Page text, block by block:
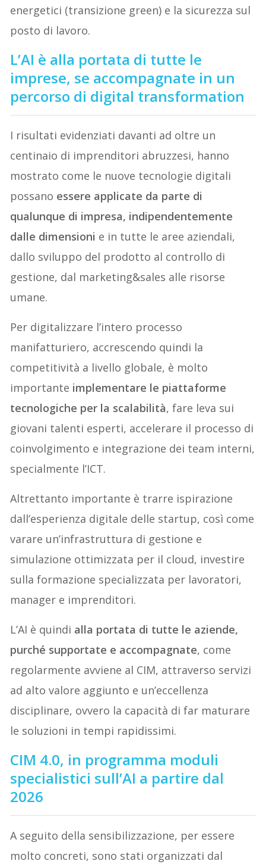
energetici (transizione green) e la sicurezza sul
posto di lavoro.
L’AI è alla portata di tutte le
imprese, se accompagnate in un
percorso di digital transformation
I risultati evidenziati davanti ad oltre un
centinaio di imprenditori abruzzesi, hanno
mostrato come le nuove tecnologie digitali
possano essere applicate da parte di
qualunque di impresa, indipendentemente
dalle dimensioni e in tutte le aree aziendali,
dallo sviluppo del prodotto al controllo di
gestione, dal marketing&sales alle risorse
umane.
Per digitalizzare l’intero processo
manifatturiero, accrescendo quindi la
competitività a livello globale, è molto
importante implementare le piattaforme
tecnologiche per la scalabilità, fare leva sui
giovani talenti esperti, accelerare il processo di
coinvolgimento e integrazione dei team interni,
specialmente l’ICT.
Altrettanto importante è trarre ispirazione
dall’esperienza digitale delle startup, così come
varare un’infrastruttura di gestione e
simulazione ottimizzata per il cloud, investire
sulla formazione specializzata per lavoratori,
manager e imprenditori.
L’AI è quindi alla portata di tutte le aziende,
purché supportate e accompagnate, come
regolarmente avviene al CIM, attraverso servizi
ad alto valore aggiunto e un’eccellenza
disciplinare, ovvero la capacità di far maturare
le soluzioni in tempi rapidissimi.
CIM 4.0, in programma moduli
specialistici sull’AI a partire dal
2026
A seguito della sensibilizzazione, per essere
molto concreti, sono stati organizzati dal